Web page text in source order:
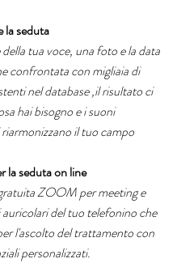
la seduta
tua voce, una foto e la data
confrontata con migliaia di
nel database ,il risultato ci
hai bisogno e i suoni
il tuo campo
la seduta on line
ZOOM per meeting e
del tuo telefonino che
l'ascolto del trattamento con
personalizzati.